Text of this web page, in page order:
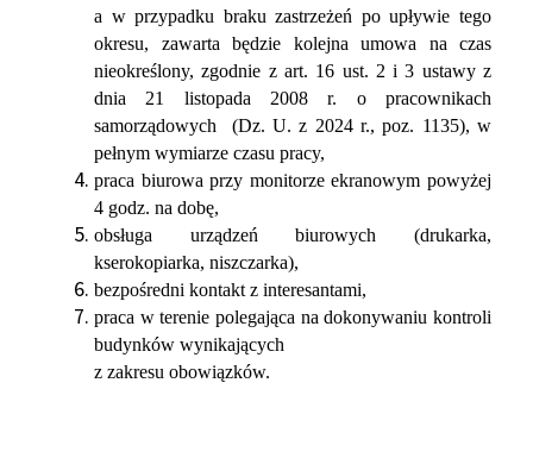
a w przypadku braku zastrzeżeń po upływie tego
okresu, zawarta będzie kolejna umowa na czas
nieokreślony, zgodnie z art. 16 ust. 2 i 3 ustawy z
dnia 21 listopada 2008 r. o pracownikach
samorządowych (Dz. U. z 2024 r., poz. 1135), w
pełnym wymiarze czasu pracy,
praca biurowa przy monitorze ekranowym powyżej
4 godz. na dobę,
obsługa urządzeń biurowych (drukarka,
kserokopiarka, niszczarka),
bezpośredni kontakt z interesantami,
praca w terenie polegająca na dokonywaniu kontroli
budynków wynikających
z zakresu obowiązków.